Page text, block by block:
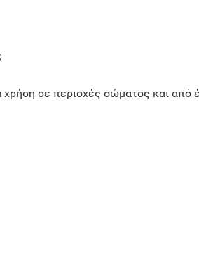
σε περιοχές σώματος και από